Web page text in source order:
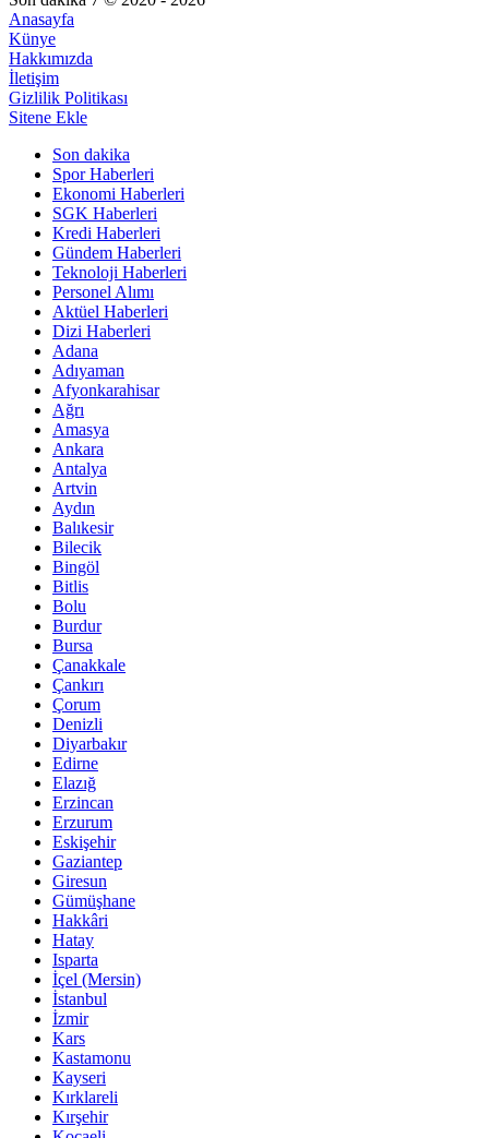
Anasayfa
Künye
Hakkımızda
İletişim
Gizlilik Politikası
Sitene Ekle
Son dakika
Spor Haberleri
Ekonomi Haberleri
SGK Haberleri
Kredi Haberleri
Gündem Haberleri
Teknoloji Haberleri
Personel Alımı
Aktüel Haberleri
Dizi Haberleri
Adana
Adıyaman
Afyonkarahisar
Ağrı
Amasya
Ankara
Antalya
Artvin
Aydın
Balıkesir
Bilecik
Bingöl
Bitlis
Bolu
Burdur
Bursa
Çanakkale
Çankırı
Çorum
Denizli
Diyarbakır
Edirne
Elazığ
Erzincan
Erzurum
Eskişehir
Gaziantep
Giresun
Gümüşhane
Hakkâri
Hatay
Isparta
İçel (Mersin)
İstanbul
İzmir
Kars
Kastamonu
Kayseri
Kırklareli
Kırşehir